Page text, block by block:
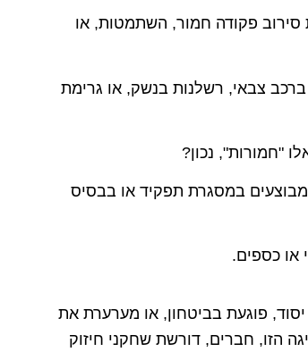
סירוב פקודה חמור, השתמטות, או
ברכב צבאי, רשלנות בנשק, או גרימת
"חמורות", נכון?
במסגרת תפקיד או בבסיס
או כספים.
פוגעת בביטחון, או מערערת את
הזו, חברים, דורשת שחקני חיזוק